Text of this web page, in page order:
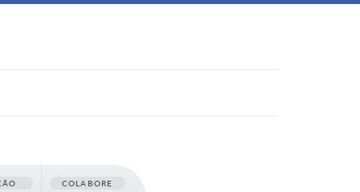
COLABORE